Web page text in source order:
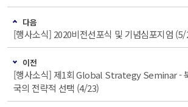
다음
[행사소식] 2020비전선포식 및 기념심포지엄 (5/
이전
[행사소식] 제1회 Global Strategy Seminar -
국의 전략적 선택 (4/23)